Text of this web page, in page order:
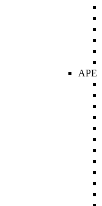
APE